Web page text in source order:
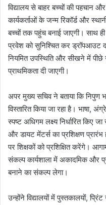
विद्यालय से बाहर बच्चों की पहचान
कार्यकर्ताओं के जन्म रिकॉर्ड और
बच्चों तक पहुंच बनाई जाएगी। साथ ही
प्रवेश को सुनिश्चित कर ड्रॉपआउट
नियमित उपस्थिति और सीखने में
प्राथमिकता दी जाएगी।
अपर मुख्य सचिव ने बताया कि निपुण
विस्तारित किया जा रहा है। भाषा,
स्पष्ट अधिगम लक्ष्य निर्धारित किए
और डायट मेंटर्स का प्रशिक्षण
पर शिक्षकों को प्रशिक्षित करेंगे।
संकल्प कार्यशाला में अकादमिक और
बनाने का संकल्प लेगा।
उन्होंने विद्यालयों में पुस्तकालयों,